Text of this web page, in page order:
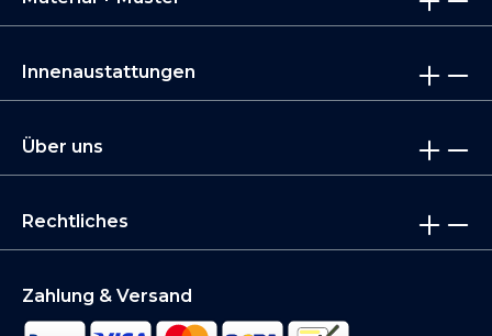
Innenaustattungen
Über uns
Rechtliches
Zahlung & Versand